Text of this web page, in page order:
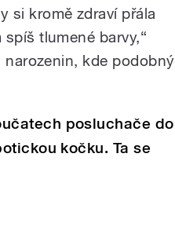
si kromě zdraví přála
tlumené barvy,“
kde podobný
posluchače do
kočku. Ta se